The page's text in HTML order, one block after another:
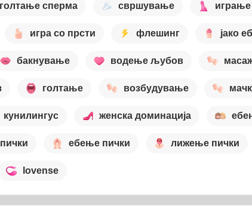
голтање сперма свршување
игра со прсти флешинг јако
бакнување водење љубов
голтање возбудување
кунилингус женска доминација
ебење пички лижење пички
lovense